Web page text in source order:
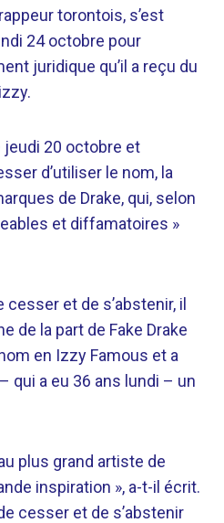
torontois, s’est
24 octobre pour
juridique qu’il a reçu du
jeudi 20 octobre et
d’utiliser le nom, la
de Drake, qui, selon
et diffamatoires »
cesser et de s’abstenir, il
de la part de Fake Drake
en Izzy Famous et a
qui a eu 36 ans lundi – un
plus grand artiste de
inspiration », a-t-il écrit.
cesser et de s’abstenir